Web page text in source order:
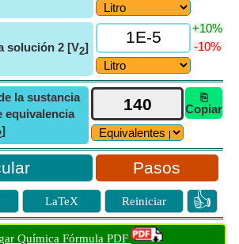
solución 2 [V2]
+10%
-10%
la sustancia
equivalencia
]
⎘
Copiar
Pasos
LaTeX Reiniciar 👍
Química Fórmula PDF